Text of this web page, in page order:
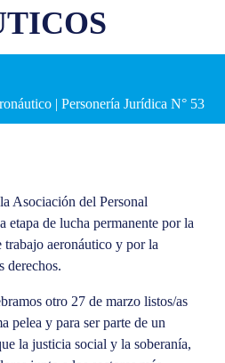
| Personería Jurídica N° 53
Asociación del Personal
etapa de lucha permanente por la
trabajo aeronáutico y por la
derechos.
otro 27 de marzo listos/as
pelea y para ser parte de un
la justicia social y la soberanía,